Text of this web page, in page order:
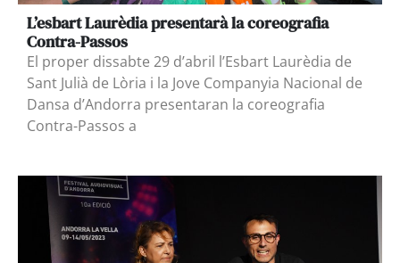
L’esbart Laurèdia presentarà la coreografia
Contra-Passos
El proper dissabte 29 d’abril l’Esbart Laurèdia de
Sant Julià de Lòria i la Jove Companyia Nacional de
Dansa d’Andorra presentaran la coreografia
Contra-Passos a